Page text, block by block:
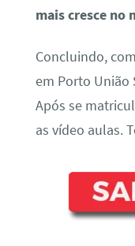
mais cresce no
Concluindo,
em Porto União
Após se
as vídeo aulas.